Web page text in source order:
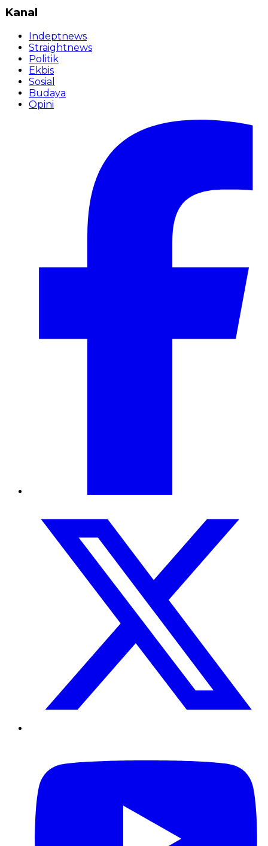
Kanal
Indeptnews
Straightnews
Politik
Ekbis
Sosial
Budaya
Opini